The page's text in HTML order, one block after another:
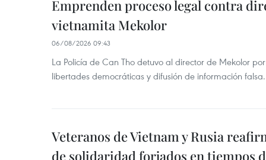
Emprenden proceso legal contra
vietnamita Mekolor
06/08/2026 09:43
La Policía de Can Tho detuvo al director de Mekolor
libertades democráticas y difusión de información falsa.
Veteranos de Vietnam y Rusia
de solidaridad forjados en tiempos